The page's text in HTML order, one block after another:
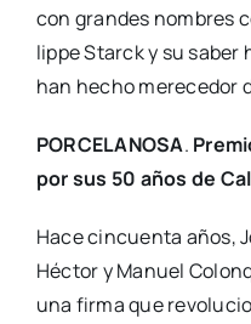
con gran­des nom­bres
lip­pe Starck y su saber
han hecho mere­ce­dor
PORCELANOSA.
por sus 50 años de
Hace cin­cuen­ta años,
Héc­tor y Manuel
una fir­ma que